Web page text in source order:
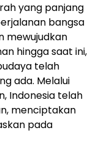
yang panjang
bangsa
mewujudkan
hingga saat ini,
telah
ada. Melalui
Indonesia telah
menciptakan
pada